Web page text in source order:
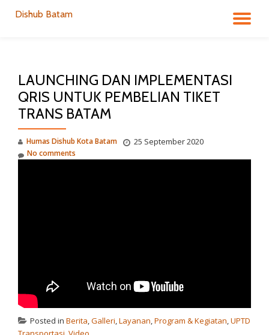
Dishub Batam
LAUNCHING DAN IMPLEMENTASI
QRIS UNTUK PEMBELIAN TIKET
TRANS BATAM
Humas Dishub Kota Batam 25 September 2020
No comments
Posted in Berita,Galleri,Layanan,Program & Kegiatan,UPTD